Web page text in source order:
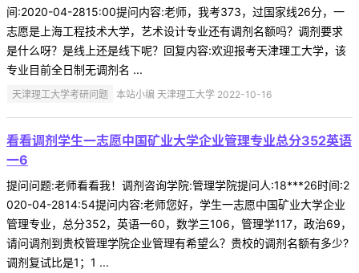
间:2020-04-2815:00提问内容:老师，我考373，过国家线26分，一
志愿是上海工程技术大学，艺术设计专业还有调剂名额吗？调剂要求
是什么呀？是线上还是线下呢？回复内容:欢迎报考天津理工大学，该
专业目前全日制无调剂名 ...
天津理工大学考研问题 本站小编 天津理工大学 2022-10-16
看看调剂学生一志愿中国矿业大学企业管理专业总分352英语
一6
提问问题:老师看看我！调剂咨询学院:管理学院提问人:18***26时间:2
020-04-2814:54提问内容:老师您好，学生一志愿中国矿业大学企业
管理专业，总分352，英语一60，数学三106，管理学117，政治69，
请问调剂到贵校管理学院企业管理有希望么？贵校的调剂名额有多少?
调剂复试比是1；1 ...